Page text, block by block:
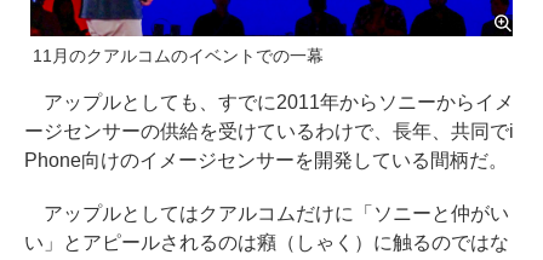
11月のクアルコムのイベントでの一幕
アップルとしても、すでに2011年からソニーからイメ
ージセンサーの供給を受けているわけで、長年、共同でi
Phone向けのイメージセンサーを開発している間柄だ。
アップルとしてはクアルコムだけに「ソニーと仲がい
い」とアピールされるのは癪（しゃく）に触るのではな